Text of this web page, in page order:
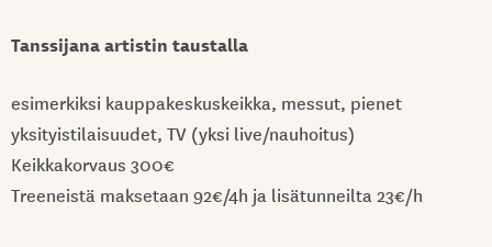
Tanssijana artistin taustalla
esimerkiksi kauppakeskuskeikka, messut, pienet
yksityistilaisuudet, TV (yksi live/nauhoitus)
Keikkakorvaus 300€
Treeneistä maksetaan 92€/4h ja lisätunneilta 23€/h